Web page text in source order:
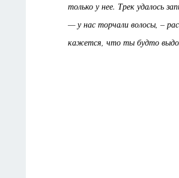
только у нее. Трек удалось
— у нас торчали волосы, –
кажется, что ты будто